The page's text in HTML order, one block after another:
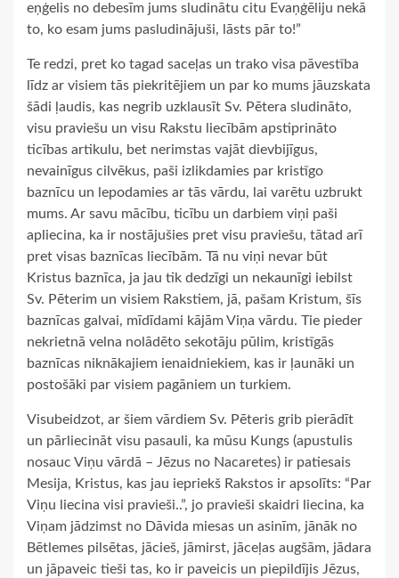
eņģelis no debesīm jums sludinātu citu Evaņģēliju nekā
to, ko esam jums pasludinājuši, lāsts pār to!”
Te redzi, pret ko tagad saceļas un trako visa pāvestība
līdz ar visiem tās piekritējiem un par ko mums jāuzskata
šādi ļaudis, kas negrib uzklausīt Sv. Pētera sludināto,
visu praviešu un visu Rakstu liecībām apstiprināto
ticības artikulu, bet nerimstas vajāt dievbijīgus,
nevainīgus cilvēkus, paši izlikdamies par kristīgo
baznīcu un lepodamies ar tās vārdu, lai varētu uzbrukt
mums. Ar savu mācību, ticību un darbiem viņi paši
apliecina, ka ir nostājušies pret visu praviešu, tātad arī
pret visas baznīcas liecībām. Tā nu viņi nevar būt
Kristus baznīca, ja jau tik dedzīgi un nekaunīgi iebilst
Sv. Pēterim un visiem Rakstiem, jā, pašam Kristum, šīs
baznīcas galvai, mīdīdami kājām Viņa vārdu. Tie pieder
nekrietnā velna nolādēto sekotāju pūlim, kristīgās
baznīcas niknākajiem ienaidniekiem, kas ir ļaunāki un
postošāki par visiem pagāniem un turkiem.
Visubeidzot, ar šiem vārdiem Sv. Pēteris grib pierādīt
un pārliecināt visu pasauli, ka mūsu Kungs (apustulis
nosauc Viņu vārdā – Jēzus no Nacaretes) ir patiesais
Mesija, Kristus, kas jau iepriekš Rakstos ir apsolīts: “Par
Viņu liecina visi pravieši..”, jo pravieši skaidri liecina, ka
Viņam jādzimst no Dāvida miesas un asinīm, jānāk no
Bētlemes pilsētas, jācieš, jāmirst, jāceļas augšām, jādara
un jāpaveic tieši tas, ko ir paveicis un piepildījis Jēzus,